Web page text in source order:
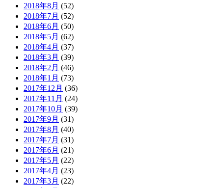
2018年8月 (52)
2018年7月 (52)
2018年6月 (50)
2018年5月 (62)
2018年4月 (37)
2018年3月 (39)
2018年2月 (46)
2018年1月 (73)
2017年12月 (36)
2017年11月 (24)
2017年10月 (39)
2017年9月 (31)
2017年8月 (40)
2017年7月 (31)
2017年6月 (21)
2017年5月 (22)
2017年4月 (23)
2017年3月 (22)